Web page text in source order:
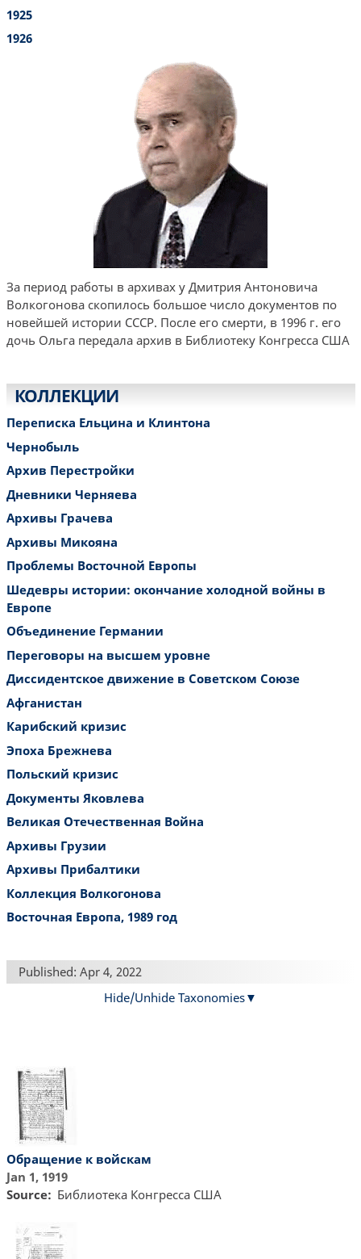
1925
1926
За период работы в архивах у Дмитрия Антоновича
Волкогонова скопилось большое число документов по
новейшей истории СССР. После его смерти, в 1996 г. его
дочь Ольга передала архив в Библиотеку Конгресса США
КОЛЛЕКЦИИ
Переписка Ельцина и Клинтона
Чернобыль
Архив Перестройки
Дневники Черняева
Архивы Грачева
Архивы Микояна
Проблемы Восточной Европы
Шедевры истории: окончание холодной войны в
Европе
Объединение Германии
Переговоры на высшем уровне
Диссидентское движение в Советском Союзе
Афганистан
Карибский кризис
Эпоха Брежнева
Польский кризис
Документы Яковлева
Великая Отечественная Война
Архивы Грузии
Архивы Прибалтики
Коллекция Волкогонова
Восточная Европа, 1989 год
Published: Apr 4, 2022
Hide/Unhide Taxonomies
Обращение к войскам
Jan 1, 1919
Source
Библиотекa Конгресса США